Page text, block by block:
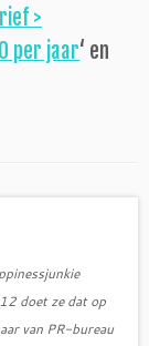
>
per jaar‘ en
doet ze dat op
van PR-bureau